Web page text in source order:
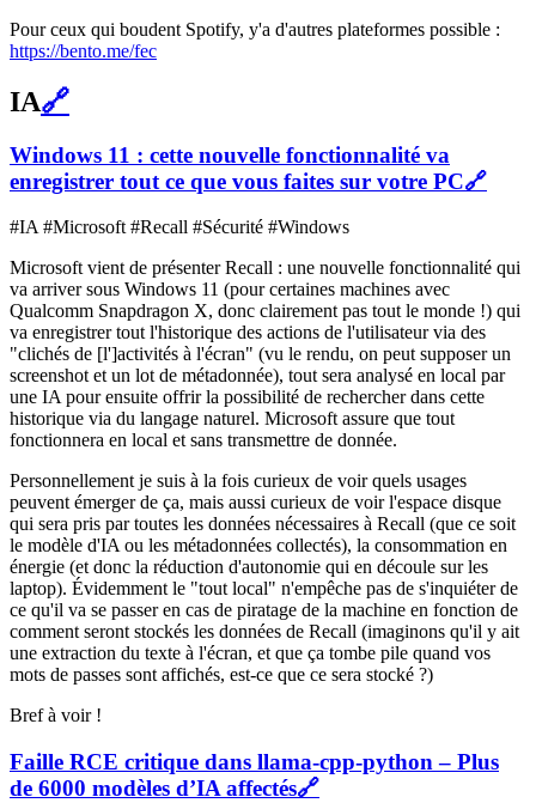
Pour ceux qui boudent Spotify, y'a d'autres plateformes possible :
https://bento.me/fec
IA🔗
Windows 11 : cette nouvelle fonctionnalité va
enregistrer tout ce que vous faites sur votre PC🔗
#IA #Microsoft #Recall #Sécurité #Windows
Microsoft vient de présenter Recall : une nouvelle fonctionnalité qui
va arriver sous Windows 11 (pour certaines machines avec
Qualcomm Snapdragon X, donc clairement pas tout le monde !) qui
va enregistrer tout l'historique des actions de l'utilisateur via des
"clichés de [l']activités à l'écran" (vu le rendu, on peut supposer un
screenshot et un lot de métadonnée), tout sera analysé en local par
une IA pour ensuite offrir la possibilité de rechercher dans cette
historique via du langage naturel. Microsoft assure que tout
fonctionnera en local et sans transmettre de donnée.
Personnellement je suis à la fois curieux de voir quels usages
peuvent émerger de ça, mais aussi curieux de voir l'espace disque
qui sera pris par toutes les données nécessaires à Recall (que ce soit
le modèle d'IA ou les métadonnées collectés), la consommation en
énergie (et donc la réduction d'autonomie qui en découle sur les
laptop). Évidemment le "tout local" n'empêche pas de s'inquiéter de
ce qu'il va se passer en cas de piratage de la machine en fonction de
comment seront stockés les données de Recall (imaginons qu'il y ait
une extraction du texte à l'écran, et que ça tombe pile quand vos
mots de passes sont affichés, est-ce que ce sera stocké ?)
Bref à voir !
Faille RCE critique dans llama-cpp-python – Plus
de 6000 modèles d’IA affectés🔗